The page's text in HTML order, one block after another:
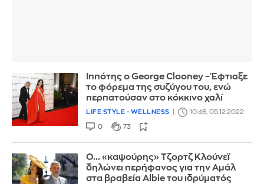
Ιππότης ο George Clooney – Έφτιαξε
το φόρεμα της συζύγου του, ενώ
περπατούσαν στο κόκκινο χαλί
LIFE STYLE - WELLNESS 10:46, 05.12.2022
0 73
Ο... «καψούρης» Τζορτζ Κλούνεϊ
δηλώνει περήφανος για την Αμάλ
στα βραβεία Albie του ιδρύματός